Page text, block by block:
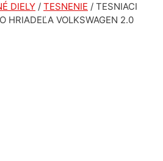
DIELY / TESNENIE / TESNIACI
HRIADEĽA VOLKSWAGEN 2.0